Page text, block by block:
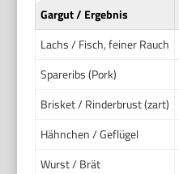
Gargut / Ergebnis
Lachs / Fisch, feiner Rauch
Spareribs (Pork)
Brisket / Rinderbrust (zart)
Hähnchen / Geflügel
Wurst / Brät